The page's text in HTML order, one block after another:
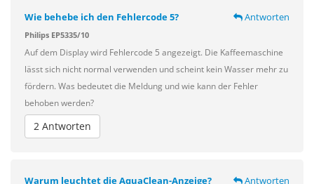
Wie behebe ich den Fehlercode 5? Antworten
Philips EP5335/10
Auf dem Display wird Fehlercode 5 angezeigt. Die Kaffeemaschine
lässt sich nicht normal verwenden und scheint kein Wasser mehr zu
fördern. Was bedeutet die Meldung und wie kann der Fehler
behoben werden?
2 Antworten
Warum leuchtet die AquaClean-Anzeige? Antworten